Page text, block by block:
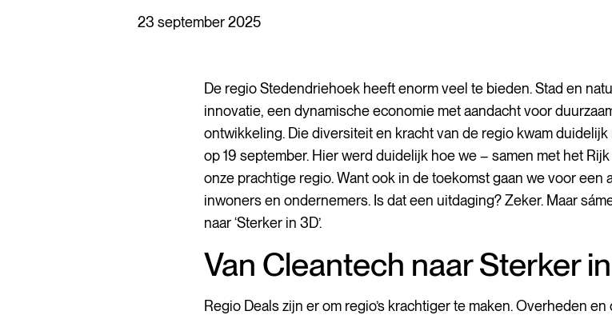
23 september 2025
De regio Stedendriehoek heeft enorm veel te bieden. Stad en
innovatie, een dynamische economie met aandacht voor
ontwikkeling. Die diversiteit en kracht van de regio kwam
op 19 september. Hier werd duidelijk hoe we – samen met het
onze prachtige regio. Want ook in de toekomst gaan we voor
inwoners en ondernemers. Is dat een uitdaging? Zeker. Maar
naar ‘Sterker in 3D’.
Van Cleantech naar Sterker
Regio Deals zijn er om regio’s krachtiger te maken. Overheden